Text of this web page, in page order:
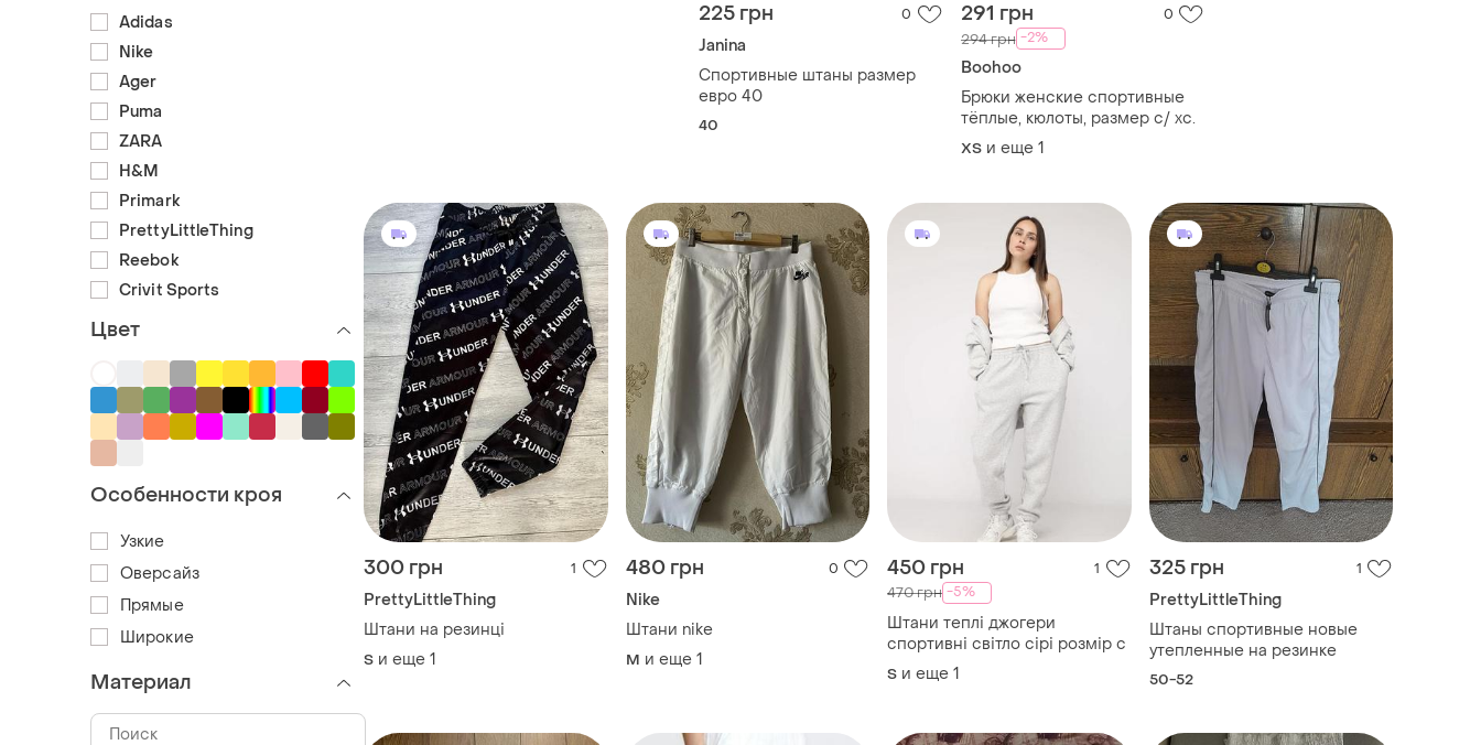
225 грн 0
Janina
Спортивные штаны размер
евро 40
40
291 грн 0
294 грн -2%
Boohoo
Брюки женские спортивные
тёплые, кюлоты, размер с/ хс.
ХS и еще 1
300 грн 1
PrettyLittleThing
Штани на резинці
S и еще 1
480 грн 0
Nike
Штани nike
M и еще 1
450 грн 1
470 грн -5%
Штани теплі джогери
спортивні світло сірі розмір с
S и еще 1
325 грн 1
PrettyLittleThing
Штаны спортивные новые
утепленные на резинке
50-52
Adidas
Nike
Ager
Puma
ZARA
H&M
Primark
PrettyLittleThing
Reebok
Crivit Sports
Цвет
Особенности кроя
Узкие
Оверсайз
Прямые
Широкие
Материал